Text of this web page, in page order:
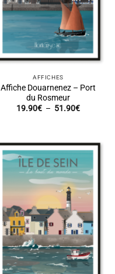
AFFICHES
Affiche Douarnenez – Port
du Rosmeur
19.90€ – 51.90€Plage
51.90€